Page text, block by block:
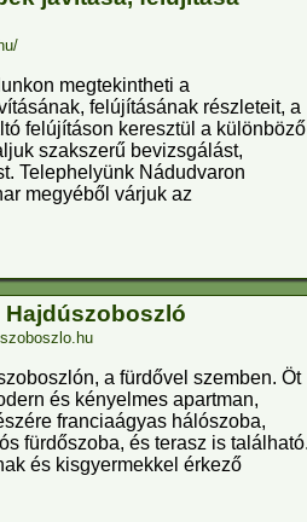
megtekintheti a
felújításának részleteit, a
felújításon keresztül a különböző
szakszerű bevizsgálást,
Telephelyünk Nádudvaron
megyéből várjuk az
Hajdúszoboszló
a fürdővel szemben. Öt
és kényelmes apartman,
franciaágyas hálószoba,
fürdőszoba, és terasz is
és kisgyermekkel érkező